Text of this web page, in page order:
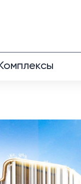
Комплексы